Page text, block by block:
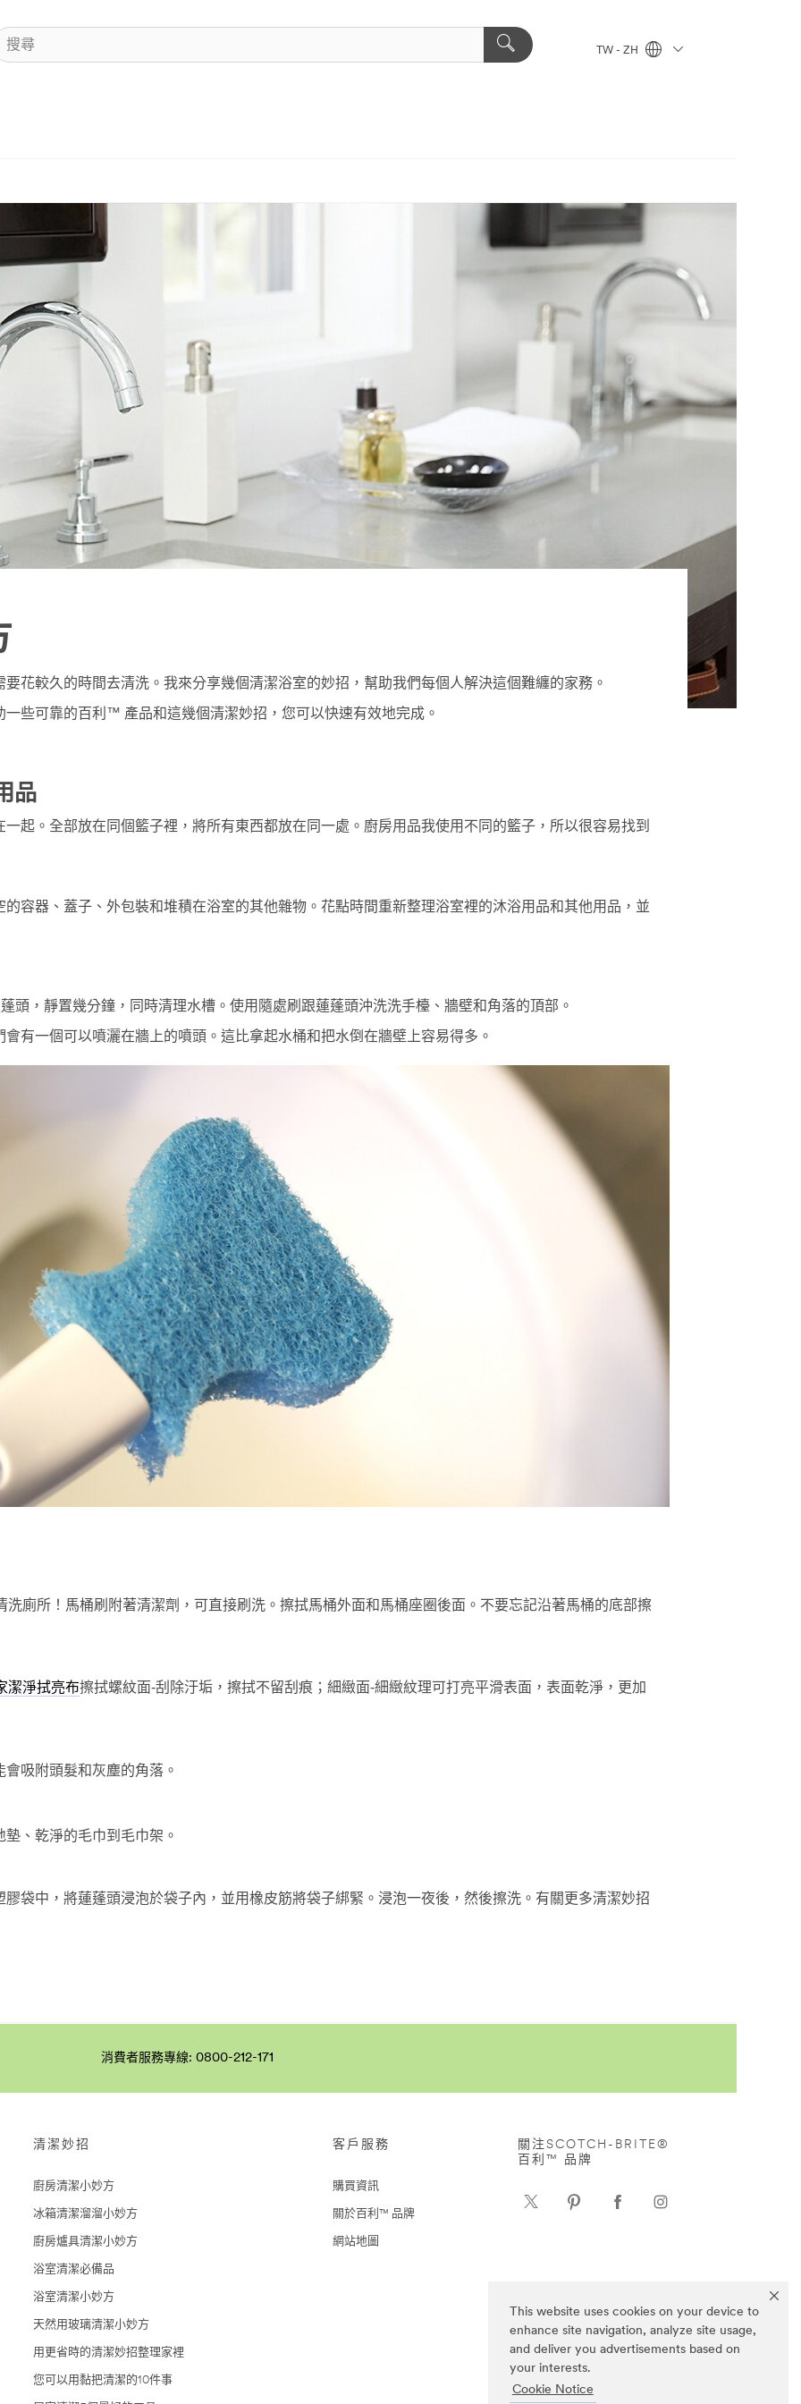
This website uses cookies on your device to
enhance site navigation, analyze site usage,
and deliver you advertisements based on
your interests.
Cookie Notice
TW - ZH
花較久的時間去清洗。我來分享幾個清潔浴室的妙招，幫助我們每個人解決這個難纏的家務。
些可靠的百利™ 產品和這幾個清潔妙招，您可以快速有效地完成。
品
起。全部放在同個籃子裡，將所有東西都放在同一處。廚房用品我使用不同的籃子，所以很容易找到
容器、蓋子、外包裝和堆積在浴室的其他雜物。花點時間重新整理浴室裡的沐浴用品和其他用品，並
頭，靜置幾分鐘，同時清理水槽。使用隨處刷跟蓮蓬頭沖洗洗手檯、牆壁和角落的頂部。
有一個可以噴灑在牆上的噴頭。這比拿起水桶和把水倒在牆壁上容易得多。
洗廁所！馬桶刷附著清潔劑，可直接刷洗。擦拭馬桶外面和馬桶座圈後面。不要忘記沿著馬桶的底部擦
潔淨拭亮布擦拭螺紋面-刮除汙垢，擦拭不留刮痕；細緻面-細緻紋理可打亮平滑表面，表面乾淨，更加
吸附頭髮和灰塵的角落。
、乾淨的毛巾到毛巾架。
袋中，將蓮蓬頭浸泡於袋子內，並用橡皮筋將袋子綁緊。浸泡一夜後，然後擦洗。有關更多清潔妙招
消費者服務專線: 0800-212-171
清潔妙招
廚房清潔小妙方
冰箱清潔溜溜小妙方
廚房爐具清潔小妙方
浴室清潔必備品
浴室清潔小妙方
天然用玻璃清潔小妙方
用更省時的清潔妙招整理家裡
您可以用黏把清潔的10件事
客戶服務
購買資訊
關於百利™ 品牌
網站地圖
關注SCOTCH-BRITE®
百利™ 品牌